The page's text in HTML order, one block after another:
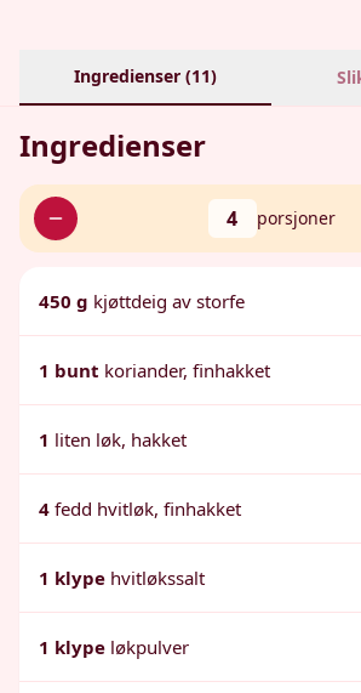
Ingredienser (11)
Ingredienser
4 porsjoner
450 g kjøttdeig av storfe
1 bunt koriander, finhakket
1 liten løk, hakket
4 fedd hvitløk, finhakket
1 klype hvitløkssalt
1 klype løkpulver